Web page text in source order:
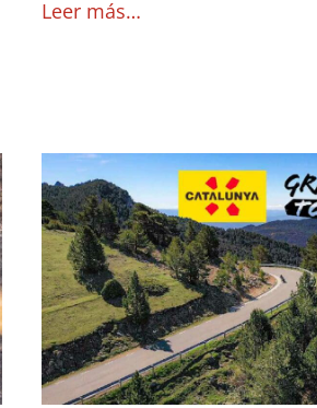
Leer más…
(Re)descobreix
Catalunya
amb
moto
amb
el
Grand
Tour